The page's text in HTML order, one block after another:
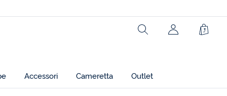
Rechercher
Accessori Cameretta Outlet